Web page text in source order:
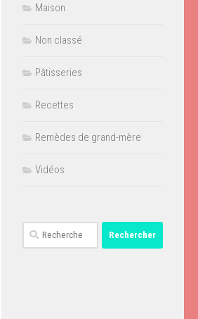
Maison
Non classé
Pâtisseries
Recettes
Remèdes de grand-mère
Vidéos
Rechercher :